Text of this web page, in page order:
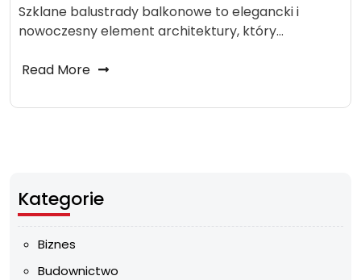
Szklane balustrady balkonowe to elegancki i
nowoczesny element architektury, który…
Read More
Kategorie
Biznes
Budownictwo